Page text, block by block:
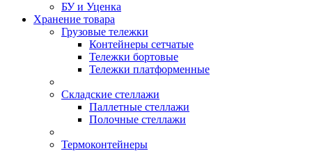
БУ и Уценка
Хранение товара
Грузовые тележки
Контейнеры сетчатые
Тележки бортовые
Тележки платформенные
Складские стеллажи
Паллетные стеллажи
Полочные стеллажи
Термоконтейнеры